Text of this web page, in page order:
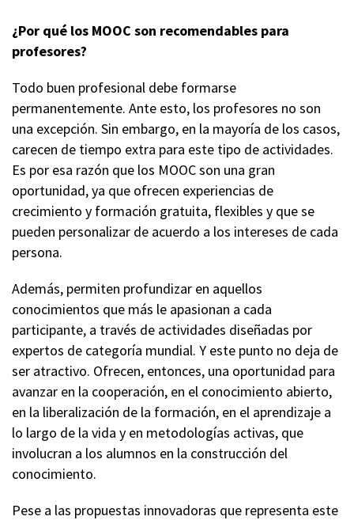
¿Por qué los MOOC son recomendables para
profesores?
Todo buen profesional debe formarse
permanentemente. Ante esto, los profesores no son
una excepción. Sin embargo, en la mayoría de los casos,
carecen de tiempo extra para este tipo de actividades.
Es por esa razón que los MOOC son una gran
oportunidad, ya que ofrecen experiencias de
crecimiento y formación gratuita, flexibles y que se
pueden personalizar de acuerdo a los intereses de cada
persona.
Además, permiten profundizar en aquellos
conocimientos que más le apasionan a cada
participante, a través de actividades diseñadas por
expertos de categoría mundial. Y este punto no deja de
ser atractivo. Ofrecen, entonces, una oportunidad para
avanzar en la cooperación, en el conocimiento abierto,
en la liberalización de la formación, en el aprendizaje a
lo largo de la vida y en metodologías activas, que
involucran a los alumnos en la construcción del
conocimiento.
Pese a las propuestas innovadoras que representa este